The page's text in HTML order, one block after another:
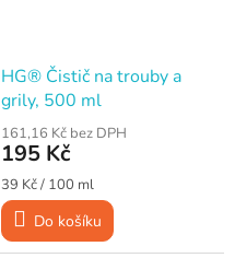
HG® Čistič na trouby a
grily, 500 ml
161,16 Kč bez DPH
195 Kč
Měrná
cena:
39 Kč / 100 ml
Do košíku